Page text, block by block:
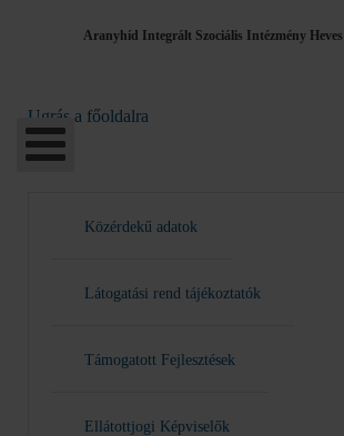
Aranyhíd Integrált Szociális Intézmény
Ugrás a főoldalra
Közérdekű adatok
Látogatási rend tájékoztatók
Támogatott Fejlesztések
Ellátottjogi Képviselők